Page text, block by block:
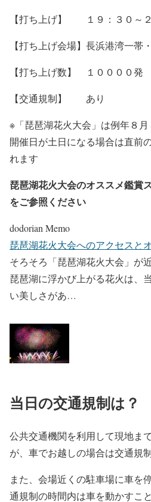
【打ち上げ】 １９：３０～
【打ち上げ会場】長浜港湾一帯
【打ち上げ数】 １００００発
【交通規制】 あり
※「琵琶湖花火大会」は例年８月
開催日が土日になる場合は直前
れます
琵琶湖花火大会のオススメ鑑賞
をご参照ください
dodorian Memo
琵琶湖花火大会へのアクセスと
そろそろ「琵琶湖花火大会」が
琵琶湖に浮かび上がる花火は、
い美しさがあ…
当日の交通規制は？
公共交通機関を利用して現地ま
が、車でお越しの場合は交通規
また、会場近くの駐車場に車を
通規制の時間内は車を動かすこ